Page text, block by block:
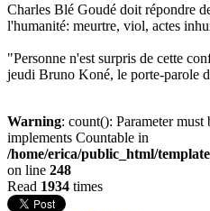
Charles Blé Goudé doit répondre
l'humanité: meurtre, viol, actes
"Personne n'est surpris de cette
jeudi Bruno Koné, le porte-parole
Warning: count(): Parameter
implements Countable in
/home/erica/public_html/
on line 248
Read 1934 times